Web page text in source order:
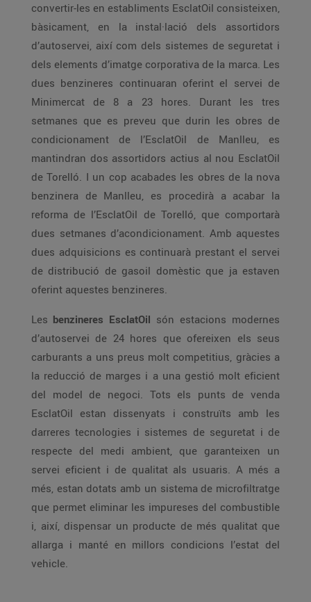
convertir-les en establiments EsclatOil consisteixen,
bàsicament, en la instal·lació dels assortidors
d’autoservei, així com dels sistemes de seguretat i
dels elements d’imatge corporativa de la marca. Les
dues benzineres continuaran oferint el servei de
Minimercat de 8 a 23 hores. Durant les tres
setmanes que es preveu que durin les obres de
condicionament de l’EsclatOil de Manlleu, es
mantindran dos assortidors actius al nou EsclatOil
de Torelló. I un cop acabades les obres de la nova
benzinera de Manlleu, es procedirà a acabar la
reforma de l’EsclatOil de Torelló, que comportarà
dues setmanes d’acondicionament. Amb aquestes
dues adquisicions es continuarà prestant el servei
de distribució de gasoil domèstic que ja estaven
oferint aquestes benzineres.
Les benzineres EsclatOil són estacions modernes
d’autoservei de 24 hores que ofereixen els seus
carburants a uns preus molt competitius, gràcies a
la reducció de marges i a una gestió molt eficient
del model de negoci. Tots els punts de venda
EsclatOil estan dissenyats i construïts amb les
darreres tecnologies i sistemes de seguretat i de
respecte del medi ambient, que garanteixen un
servei eficient i de qualitat als usuaris. A més a
més, estan dotats amb un sistema de microfiltratge
que permet eliminar les impureses del combustible
i, així, dispensar un producte de més qualitat que
allarga i manté en millors condicions l’estat del
vehicle.